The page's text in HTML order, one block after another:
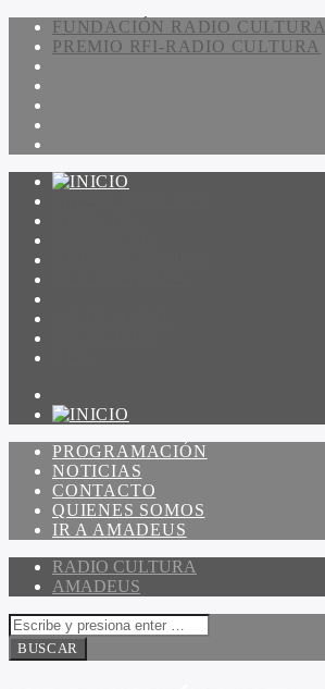
FUNDACIÓN RADIO CULTURA
PREMIO RFI-RADIO CULTURA
PROGRAMACIÓN
NOTICIAS
CONTACTO
QUIENES SOMOS
IR A AMADEUS
RADIO CULTURA
AMADEUS